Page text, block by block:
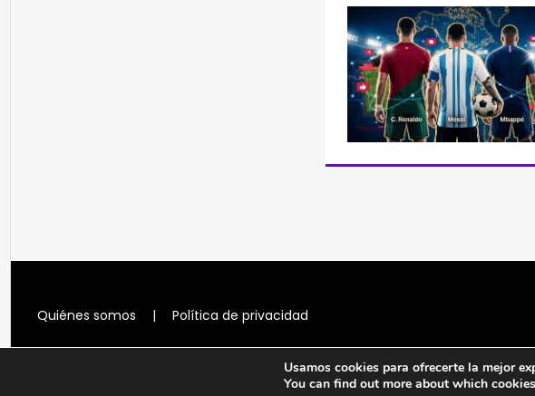
Quiénes somos | Política de privacidad
Usamos cookies para ofrecerte la mejor
You can find out more about which